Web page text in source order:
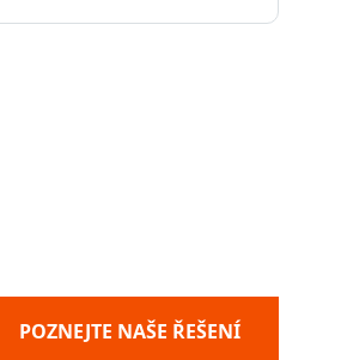
POZNEJTE NAŠE ŘEŠENÍ